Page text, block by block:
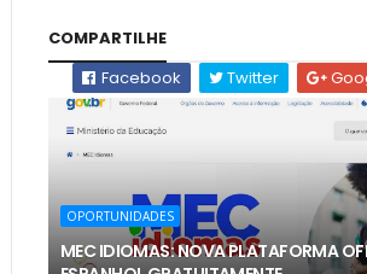
COMPARTILHE
Facebook
Twitter
OPORTUNIDADES
MEC IDIOMAS: NOVA PLATAFORMA